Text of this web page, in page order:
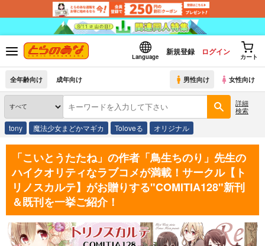
Language
新規登録 ログイン
カート
全年齢向け 成年向け 男性向け 女性向け
詳細
検索
tony 魔法少女まどかマギカ Toloveる オリジナル
「こいとうたたね」の作者「鳥生ちのり」先生の
ハイクオリティなラブコメが満載！サークル【ト
リノスカルテ】がお贈りする"COMITIA128"新刊
＆既刊を一挙ご紹介！